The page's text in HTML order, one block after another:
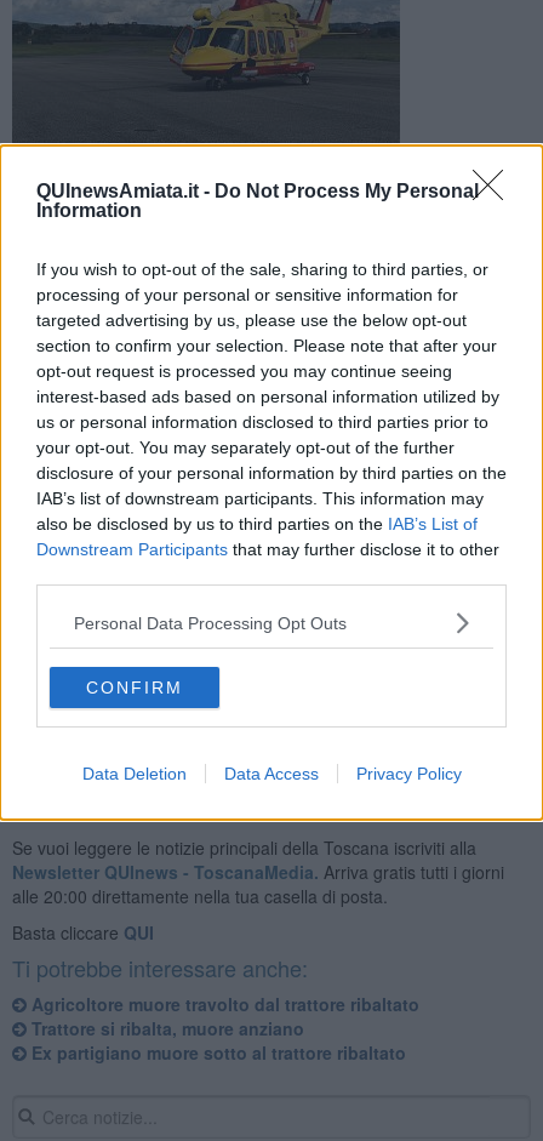
QUInewsAmiata.it - Do Not Process My Personal
Information
If you wish to opt-out of the sale, sharing to third parties, or
processing of your personal or sensitive information for
targeted advertising by us, please use the below opt-out
section to confirm your selection. Please note that after your
opt-out request is processed you may continue seeing
interest-based ads based on personal information utilized by
us or personal information disclosed to third parties prior to
your opt-out. You may separately opt-out of the further
disclosure of your personal information by third parties on the
IAB’s list of downstream participants. This information may
also be disclosed by us to third parties on the IAB’s List of
Downstream Participants that may further disclose it to other
Personal Data Processing Opt Outs
CONFIRM
Data Deletion Data Access Privacy Policy
L'uomo stava lavorando in un terreno di sua proprietà quando
il mezzo si è ribaltato. Sul posto sono intervenuti 118 e vigili
CINIGIANO —Tragedia nel Grossetano dove un uomo di 63 anni
ha perso la vita in seguito ad un incidente agricolo.
Secondo una prima ricostruzione dell'accaduto, l'uomo stava
lavorando con il trattore in un terreno di sua proprietà in località Le
Ripe, nel comune di Cinigiano, quando, per cause in corso di
accertamento, il mezzo si è ribaltato. L'incidente è avvenuto nella
mattina di oggi.
Sul posto sono intervenuti i sanitari del 118, l'elicottero Pegaso e i
vigili del fuoco ma l'uomo non ce l'ha fatta.
Se vuoi leggere le notizie principali della Toscana iscriviti alla
Newsletter QUInews - ToscanaMedia. Arriva gratis tutti i giorni
alle 20:00 direttamente nella tua casella di posta.
Basta cliccare QUI
Ti potrebbe interessare anche:
Agricoltore muore travolto dal trattore ribaltato
Trattore si ribalta, muore anziano
Ex partigiano muore sotto al trattore ribaltato